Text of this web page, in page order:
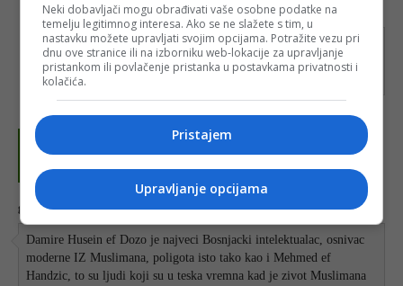
guest1655306475 15.06.2022. 17:21
172... Sve u svemu ovi nashi nisu GLOBALISTI a
PUTIN je sljedbenik ili POSLUSNI VOJNIK
GLOBALISTA....
guest1655293349 15.06.2022. 13:42
Damire Husein ef Dozo je najveci Bosnjacki intelektualac, osnivac
moderne IZ Muslimana, poligota isto tako kao i Mehmed ef
Handzic, to su ljudi koji su u teska vremna kad je zivot Muslimana
Neki dobavljači mogu obrađivati vaše osobne podatke na
temelju legitimnog interesa. Ako se ne slažete s tim, u
nastavku možete upravljati svojim opcijama. Potražite vezu pri
dnu ove stranice ili na izborniku web-lokacije za upravljanje
pristankom ili povlačenje pristanka u postavkama privatnosti i
kolačića.
Pristajem
Upravljanje opcijama